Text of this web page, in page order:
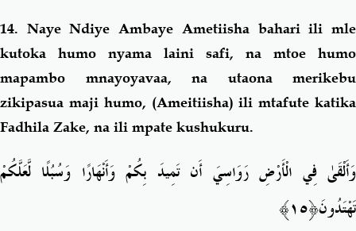
14. Naye Ndiye Ambaye Ametiisha bahari ili mle
kutoka humo nyama laini safi, na mtoe humo
mapambo mnayoyavaa, na utaona merikebu
zikipasua maji humo, (Ameitiisha) ili mtafute katika
Fadhila Zake, na ili mpate kushukuru.
وَأَلْقَىٰ فِي الْأَرْضِ رَوَاسِيَ أَن تَمِيدَ بِكُمْ وَأَنْهَارًا وَسُبُلًا لَّعَلَّكُمْ
تَهْتَدُونَ﴿١٥﴾